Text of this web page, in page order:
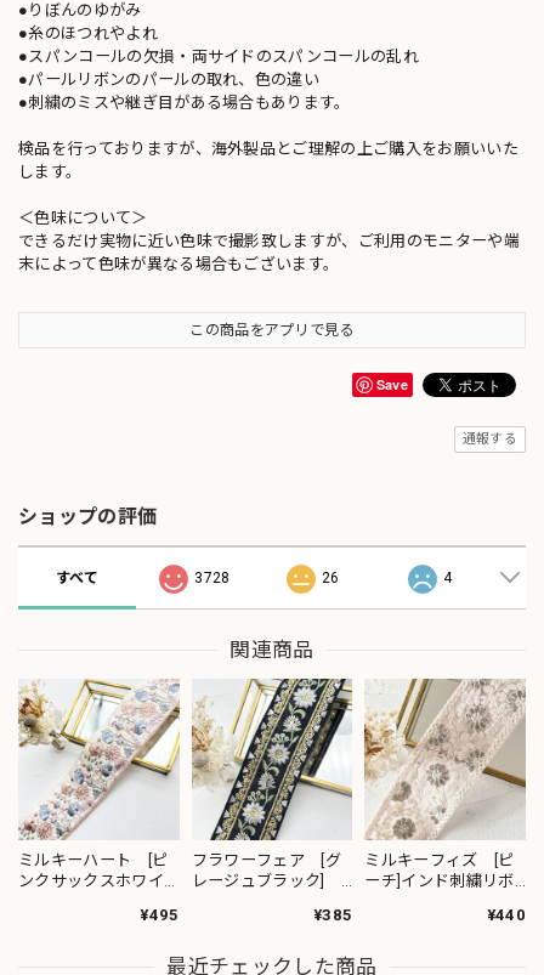
●りぼんのゆがみ
●糸のほつれやよれ
●スパンコールの欠損・両サイドのスパンコールの乱れ
●パールリボンのパールの取れ、色の違い
●刺繍のミスや継ぎ目がある場合もあります。
検品を行っておりますが、海外製品とご理解の上ご購入をお願いいた
します。
＜色味について＞
できるだけ実物に近い色味で撮影致しますが、ご利用のモニターや端
末によって色味が異なる場合もございます。
この商品をアプリで見る
Save
通報する
ショップの評価
すべて 3728 26 4
関連商品
ミルキーハート [ピ
ンクサックスホワイ
¥495
フラワーフェア [グ
レージュブラック]
¥385
ミルキーフィズ [ピ
ーチ]インド刺繍リボ
¥440
最近チェックした商品